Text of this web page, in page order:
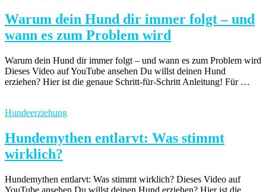
Warum dein Hund dir immer folgt – und
wann es zum Problem wird
Warum dein Hund dir immer folgt – und wann es zum Problem wird
Dieses Video auf YouTube ansehen Du willst deinen Hund
erziehen? Hier ist die genaue Schritt-für-Schritt Anleitung! Für …
Hundeerziehung
Hundemythen entlarvt: Was stimmt
wirklich?
Hundemythen entlarvt: Was stimmt wirklich? Dieses Video auf